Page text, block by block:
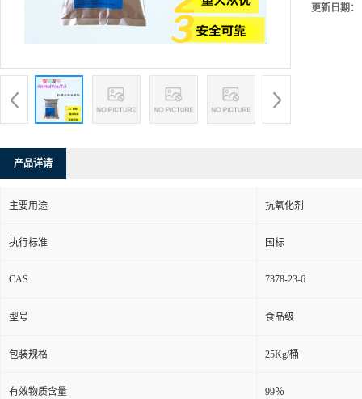
更新日期：
产品详请
主要用途 抗氧化剂
执行标准 国标
CAS 7378-23-6
型号 食品级
包装规格 25Kg/桶
有效物质含量 99％